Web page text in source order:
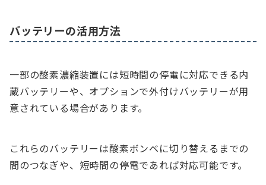
バッテリーの活用方法
一部の酸素濃縮装置には短時間の停電に対応できる内
蔵バッテリーや、オプションで外付けバッテリーが用
意されている場合があります。
これらのバッテリーは酸素ボンベに切り替えるまでの
間のつなぎや、短時間の停電であれば対応可能です。